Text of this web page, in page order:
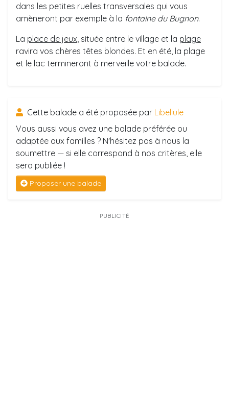
dans les petites ruelles transversales qui vous
amèneront par exemple à la fontaine du Bugnon.
La place de jeux , située entre le village et la plage
ravira vos chères têtes blondes. Et en été, la plage
et le lac termineront à merveille votre balade.
Cette balade a été proposée par Libellule
Vous aussi vous avez une balade préférée ou
adaptée aux familles ? N'hésitez pas à nous la
soumettre — si elle correspond à nos critères, elle
sera publiée !
Proposer une balade
PUBLICITÉ